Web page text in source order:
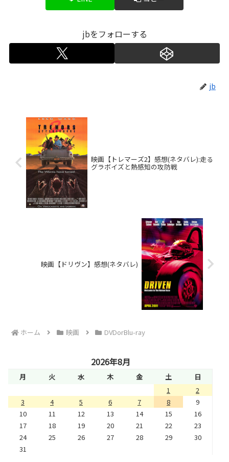
jbをフォローする
jb
映画【トレマーズ2】感想(ネタバレ):走る
グラボイズと熱感知の攻防戦
映画【ドリヴン】感想(ネタバレ)
ホーム 映画 DVDorBlu-ray
2026年8月
月 火 水 木 金 土
日
1
2
3
4 5 6 7 8
9
10
11 12 13 14 15
16
17
18 19 20 21 22
23
24
25 26 27 28 29
30
31